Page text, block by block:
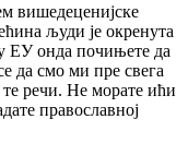
вишедеценијске
људи је окренута
ЕУ онда почињете да
да смо ми пре свега
речи. Не морате ићи
православној